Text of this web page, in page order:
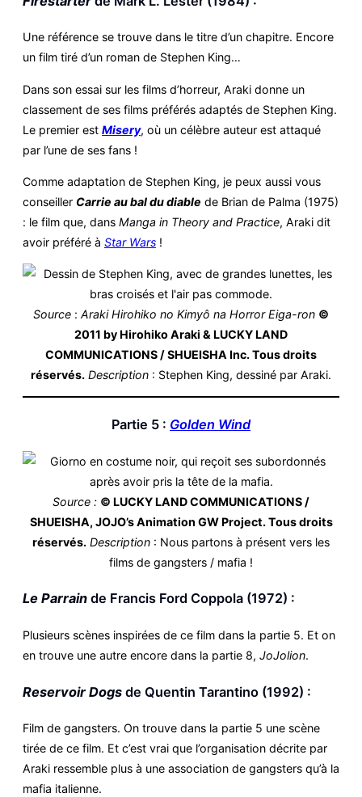
Une référence se trouve dans le titre d’un chapitre. Encore
un film tiré d’un roman de Stephen King…
Dans son essai sur les films d’horreur, Araki donne un
classement de ses films préférés adaptés de Stephen King.
Le premier est Misery, où un célèbre auteur est attaqué
par l’une de ses fans !
Comme adaptation de Stephen King, je peux aussi vous
conseiller Carrie au bal du diable de Brian de Palma (1975)
: le film que, dans Manga in Theory and Practice, Araki dit
avoir préféré à Star Wars !
Source : Araki Hirohiko no Kimyô na Horror Eiga-ron ©
2011 by Hirohiko Araki & LUCKY LAND
COMMUNICATIONS / SHUEISHA Inc. Tous droits
réservés. Description : Stephen King, dessiné par Araki.
Partie 5 : Golden Wind
Source : © LUCKY LAND COMMUNICATIONS /
SHUEISHA, JOJO’s Animation GW Project. Tous droits
réservés. Description : Nous partons à présent vers les
films de gangsters / mafia !
Le Parrain de Francis Ford Coppola (1972) :
Plusieurs scènes inspirées de ce film dans la partie 5. Et on
en trouve une autre encore dans la partie 8, JoJolion.
Reservoir Dogs de Quentin Tarantino (1992) :
Film de gangsters. On trouve dans la partie 5 une scène
tirée de ce film. Et c’est vrai que l’organisation décrite par
Araki ressemble plus à une association de gangsters qu’à la
mafia italienne.